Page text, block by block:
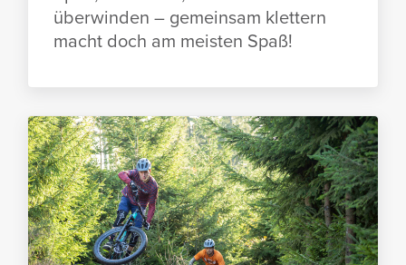
über­winden – gemeinsam klet­tern
macht doch am meisten Spaß!